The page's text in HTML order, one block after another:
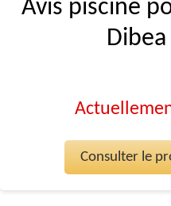
Avis piscine
Consulter le